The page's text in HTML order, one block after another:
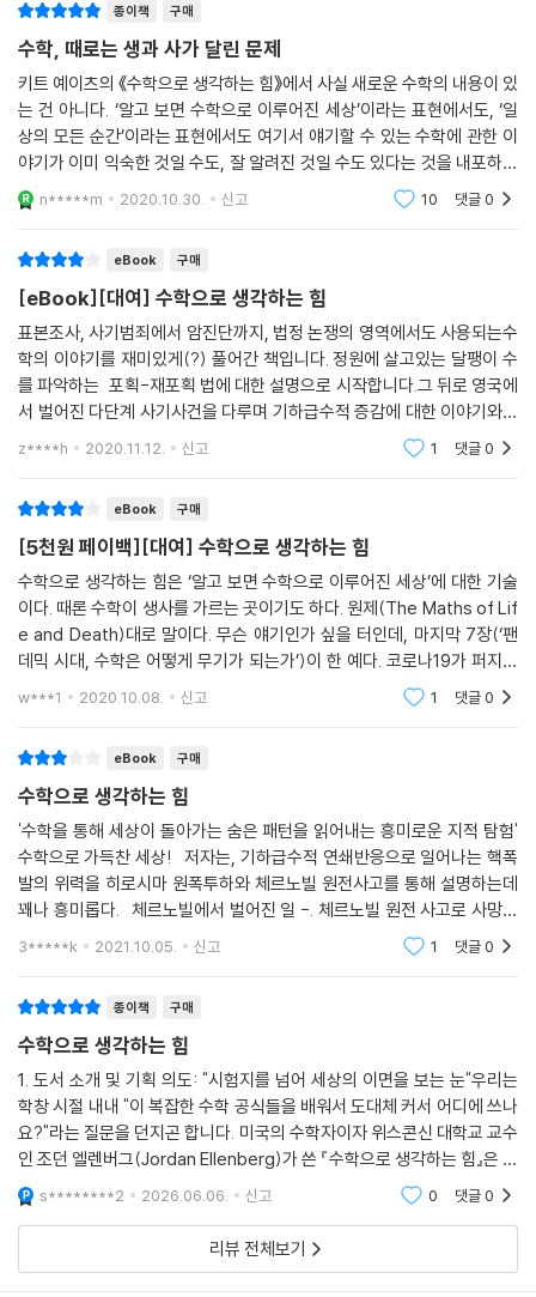
문제는 우리 스스로 배워야 한다. 즉, 의심(수학)의 눈으로 검사 결과를 따
져봐야 한다. 검사 결과를 완전히 무시할 수는 없지만, 불필요한 불면의 밤
을 보내는 일은 피할 수 있다. 덧붙이자면, 더 정확한 검사가 없을 때라도,
동일한 검사를 한 번 더 받는 것으로 결과의 정밀도를 크게 높일 수 있다.
(민감도와 특이도와 필터링에 관해서 이 책의 2장을 읽어보자.)
≫ 꼬리에 꼬리를 물며 최적 경로로 연결하는 수학 토크쇼!
“셜록 홈즈처럼 읽히는 수학책이라니!” (수학자 스티븐 스트로가츠)
“알아두면 쓸데있는 신비한 수학 잡학 사전이다” (물리학자 김상욱)
“나처럼 수학에 약한 사람도 푹 빠져들어 읽을 수 있다” (소설가 이언 매큐
언)
『수학으로 생각하는 힘』은 우리가 사실상 수학 속에서 살아가고 있음을 생
생하게 보여주고, 수학의 안경을 건네주어 좀 덜 틀리며 살아가는 법을 알
려주는 책이다. 이 책에는 방정식이 전혀 등장하지 않을뿐더러, 미분이나
적분이니 하는 어려운 수학 개념어도 등장하지 않는다. 대신, 이야기가 가
종횡무진하며, 수학에서 출발하여 세상 문제를 통찰하는(혹은 그 반대 경
로의) 지적 탐험으로 독자를 안내한다.
저자는 수학의 응용(또는 오용)이 결정적 원인이 되어 사람들의 운명을 확
바꾸어놓은 실제 사건들을 엮어서 들려준다. ‘타고난 이야기꾼’ ‘차세대 수
학 스토리텔러’로 주목받는 응용수학자답게, 문제에서 해결로 나아가는 실
마리가 되는 주제들을 적재적소에 끌어와 흥미롭게 연결하고 뒤섞는다.
여기에는 에이즈 (거짓) 양성 판정을 받고 지옥 문턱까지 다녀온 사람, 잘
누명을 쓴 엄마, 기하급수적 증감을 몰라 큰 재산을 날린 투자자, 시원찮은
로마의 수 체계와 전 세계가 채택한 12진법 시간 체계 등이 등장한다. 통계
적 속임수에 관련된 윤리적 딜레마도 다루고, 선거와 팬데믹, 혐오, 인공지
능 등 사회적 쟁점과 얽힌 수학도 살펴본다. 이 책은 세상 모든 주제에 관해
수학이 알려줄 것이 아주 많다는 사실을 자연스럽게 납득시킨다.
나아가 이 책은 쉽고 단순한 수학 규칙과 도구로 우리를 무장시켜준다. 괜
단 결과를 들었을 때 침착함을 잃지 않는 방법, 신문 헤드라인이 숫자 뒤에
감추고 있는 진실을 해독하는 방법에 이르기까지 크고 작은 삶의 힌트를
터득하게 될 것이다. 또한 커튼 뒤에 숨어 우리 일상을 좌지우지하는 기업
의 알고리듬이 어떤 원리인지 따져보고, 치명적 질병의 확산을 막기 위해
취하는 조치에 수학이 어떤 역할을 하는지도 살펴볼 것이다.
이는 삶의 무기까지는 아닐지라도 방패는 거뜬히 되어준다. 반드시 이기는
것보다 틀리지 않는 편을 택하는 게 살아가는 데 있어 더 나을 수 있음을 보
여주는 ‘최적화와 탐욕 알고리듬’에 관한 이야기가 6장에 등장하니 꼭 읽
어보자. 최고의 방법을 도출하기 위해 다음 생까지 기다릴 수는 없는 노릇
종이책 구매
수학, 때로는 생과 사가 달린 문제
키트 예이츠의 《수학으로 생각하는 힘》에서 사실 새로운 수학의 내용이 있
는 건 아니다. ‘알고 보면 수학으로 이루어진 세상’이라는 표현에서도, ‘일
상의 모든 순간’이라는 표현에서도 여기서 얘기할 수 있는 수학에 관한 이
야기가 이미 익숙한 것일 수도, 잘 알려진 것일 수도 있다는 것을 내포하고
있다. 일상의 것들이, 세상이 수학과 관련이 있는 데도 그것이 아직도 이야
기하
n*****m 2020.10.30. 신고 10 댓글0
eBook 구매
[eBook][대여] 수학으로 생각하는 힘
표본조사, 사기범죄에서 암진단까지, 법정 논쟁의 영역에서도 사용되는수
학의 이야기를 재미있게(?) 풀어간 책입니다. 정원에 살고있는 달팽이 수
를 파악하는 포획-재포획 법에 대한 설명으로 시작합니다.그 뒤로 영국에
서 벌어진 다단계 사기사건을 다루며 기하급수적 증감에 대한 이야기와기
술의 진보같은 다양한 내용을 담고 있습니다. 하지만 점차 재미있는 수학
z****h 2020.11.12. 신고 1 댓글0
eBook 구매
[5천원 페이백][대여] 수학으로 생각하는 힘
수학으로 생각하는 힘은 ‘알고 보면 수학으로 이루어진 세상’에 대한 기술
이다. 때론 수학이 생사를 가르는 곳이기도 하다. 원제(The Maths of Lif
e and Death)대로 말이다. 무슨 얘기인가 싶을 터인데, 마지막 7장(‘팬
데믹 시대, 수학은 어떻게 무기가 되는가’)이 한 예다. 코로나19가 퍼지기
전 쓰인 책인데 전염병 확산 패턴을 읽어내는 수학 모형(SIR) 얘기가 길게
w***1 2020.10.08. 신고 1 댓글0
eBook 구매
수학으로 생각하는 힘
'수학을 통해 세상이 돌아가는 숨은 패턴을 읽어내는 흥미로운 지적 탐험'
수학으로 가득찬 세상! 저자는, 기하급수적 연쇄반응으로 일어나는 핵폭
발의 위력을 히로시마 원폭투하와 체르노빌 원전사고를 통해 설명하는데
꽤나 흥미롭다. 체르노빌에서 벌어진 일 -. 체르노빌 원전 사고로 사망한
사람은 소련 당국의 공식 발표로는 31명밖에 안 되지만, 대규모 정화 작업
3*****k 2021.10.05. 신고 1 댓글0
종이책 구매
수학으로 생각하는 힘
1. 도서 소개 및 기획 의도: "시험지를 넘어 세상의 이면을 보는 눈"우리는
학창 시절 내내 "이 복잡한 수학 공식들을 배워서 도대체 커서 어디에 쓰나
요?"라는 질문을 던지곤 합니다. 미국의 수학자이자 위스콘신 대학교 교수
인 조던 엘렌버그(Jordan Ellenberg)가 쓴 『수학으로 생각하는 힘』은 바
로 그 질문에 대한 가장 완벽하고 짜릿한 해답을 제시하는 책입니다.이 책
은 복잡한 수
s********2 2026.06.06. 신고 0 댓글0
리뷰 전체보기